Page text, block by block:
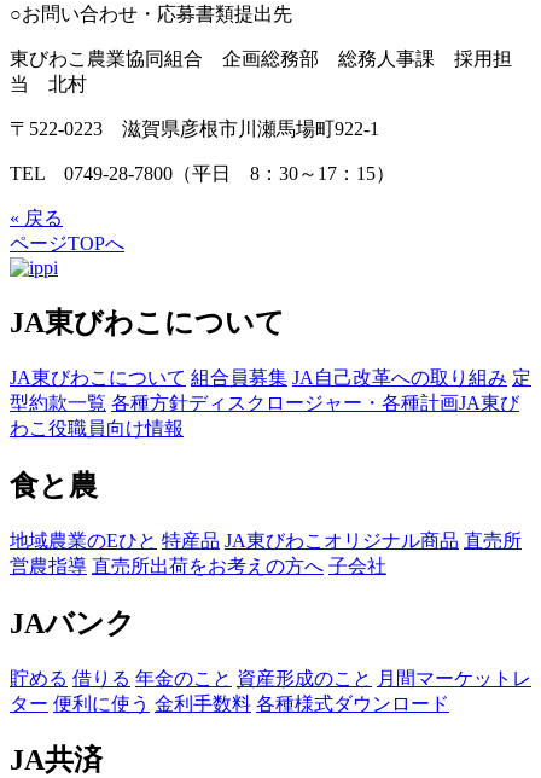
○お問い合わせ・応募書類提出先
東びわこ農業協同組合 企画総務部 総務人事課 採用担
当 北村
〒522-0223 滋賀県彦根市川瀬馬場町922-1
TEL 0749-28-7800（平日 8：30～17：15）
« 戻る
ページTOPへ
JA東びわこについて
JA東びわこについて 組合員募集 JA自己改革への取り組み 定
型約款一覧 各種方針ディスクロージャー・各種計画JA東び
わこ役職員向け情報
食と農
地域農業のEひと 特産品 JA東びわこオリジナル商品 直売所
営農指導 直売所出荷をお考えの方へ 子会社
JAバンク
貯める 借りる 年金のこと 資産形成のこと 月間マーケットレ
ター 便利に使う 金利手数料 各種様式ダウンロード
JA共済